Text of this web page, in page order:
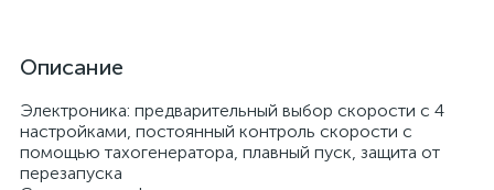
Описание
Электроника: предварительный выбор скорости с 4
настройками, постоянный контроль скорости с
помощью тахогенератора, плавный пуск, защита от
перезапуска